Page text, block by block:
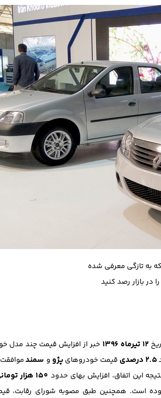
به تازگی معرفی شده
را در بازار رصد کنید
12 تیرماه 1396
خبر از افزایش قیمت چند مدل
2.5 درصدی قیمت خودروهای پژو و سمند
این اتفاق، افزایش بهای حدود 150 هزار تومانی
است. همچنین طبق مصوبه شورای رقابت،